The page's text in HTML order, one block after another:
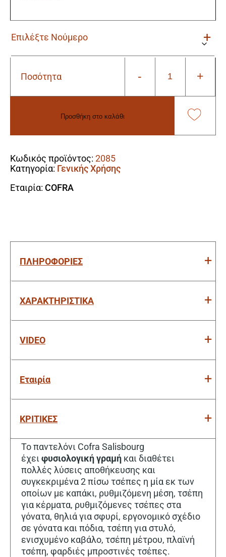
Ποσότητα -
Υδροφοβικό
Ελαιοχρωματιστή
ποσότητα
+
Προσθήκη στο καλάθι
Κωδικός προϊόντος: 2085
Κατηγορία: Γενικής Χρήσης
Εταιρία: COFRA
ΠΛΗΡΟΦΟΡΙΕΣ
ΧΑΡΑΚΤΗΡΙΣΤΙΚΑ
VIDEO
Εταιρία
ΚΡΙΤΙΚΕΣ
Το παντελόνι Cofra Salisbourg
έχει φυσιολογική γραμή και διαθέτει
πολλές λύσεις αποθήκευσης και
συγκεκριμένα 2 πίσω τσέπες η μία εκ των
οποίων με καπάκι, ρυθμιζόμενη μέση, τσέπη
για κέρματα, ρυθμιζόμενες τσέπες στα
γόνατα, θηλιά για σφυρί, εργονομικό σχέδιο
σε γόνατα και πόδια, τσέπη για στυλό,
ενισχυμένο καβάλο, τσέπη μέτρου, πλαϊνή
τσέπη, φαρδιές μπροστινές τσέπες.